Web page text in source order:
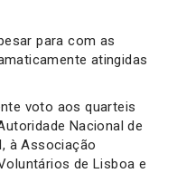
para com as
atingidas
voto aos quarteis
Nacional de
à Associação
de Lisboa e